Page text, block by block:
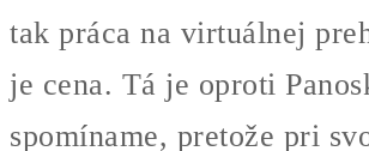
tak práca na virtuálnej
je cena. Tá je oproti
spomíname, pretože pri